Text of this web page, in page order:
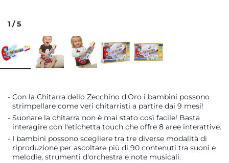
1 /5
Con la Chitarra dello Zecchino d'Oro i bambini possono
strimpellare come veri chitarristi a partire dai 9 mesi!
Suonare la chitarra non è mai stato così facile! Basta
interagire con l'etichetta touch che offre 8 aree interattive.
I bambini possono scegliere tra tre diverse modalità di
riproduzione per ascoltare più di 90 contenuti tra suoni e
melodie, strumenti d'orchestra e note musicali.